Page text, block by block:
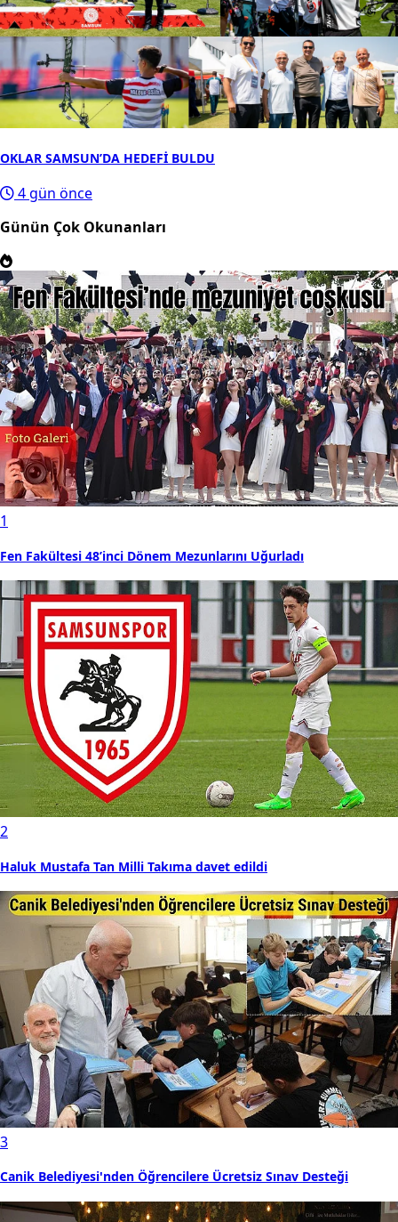
OKLAR SAMSUN’DA HEDEFİ BULDU
4 gün önce
Günün Çok Okunanları
1
Fen Fakültesi 48’inci Dönem Mezunlarını Uğurladı
2
Haluk Mustafa Tan Milli Takıma davet edildi
3
Canik Belediyesi'nden Öğrencilere Ücretsiz Sınav Desteği